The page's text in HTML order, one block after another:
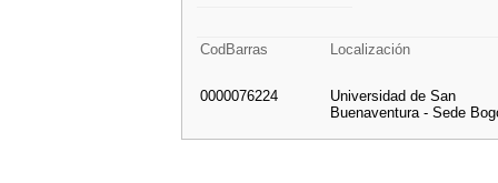
CodBarras Localización
0000076224
Universidad de San
Buenaventura - Sede